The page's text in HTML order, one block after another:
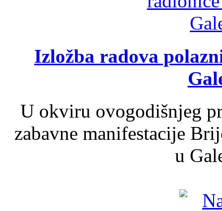
Izložba radova
U okviru ovogodišnjeg
zabavne manifestacije
u